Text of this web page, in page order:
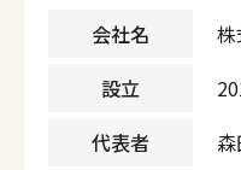
会社名
株
設立
代表者
森